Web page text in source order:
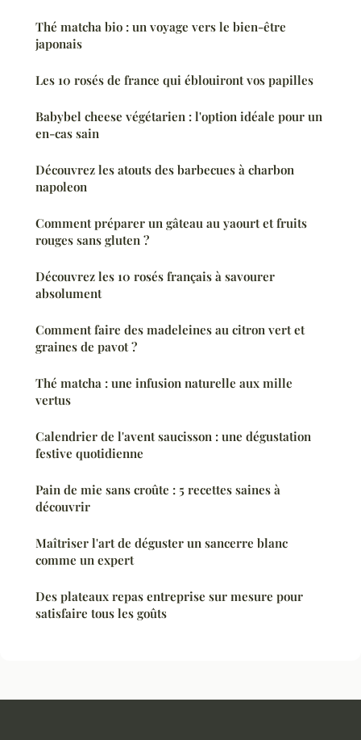
Thé matcha bio : un voyage vers le bien-être
japonais
Les 10 rosés de france qui éblouiront vos papilles
Babybel cheese végétarien : l'option idéale pour un
en-cas sain
Découvrez les atouts des barbecues à charbon
napoleon
Comment préparer un gâteau au yaourt et fruits
rouges sans gluten ?
Découvrez les 10 rosés français à savourer
absolument
Comment faire des madeleines au citron vert et
graines de pavot ?
Thé matcha : une infusion naturelle aux mille
vertus
Calendrier de l'avent saucisson : une dégustation
festive quotidienne
Pain de mie sans croûte : 5 recettes saines à
découvrir
Maîtriser l'art de déguster un sancerre blanc
comme un expert
Des plateaux repas entreprise sur mesure pour
satisfaire tous les goûts